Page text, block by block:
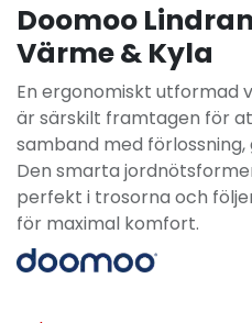
Doomoo
Värme & Kyla
En ergonomiskt utformad
är särskilt framtagen för
samband med
Den smarta
perfekt i trosorna och
för maximal komfort.